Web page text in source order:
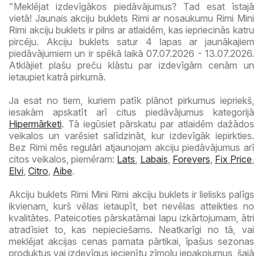
"Meklējat izdevīgākos piedāvājumus? Tad esat īstajā
vietā! Jaunais akciju buklets Rimi ar nosaukumu Rimi Mini
Rimi akciju buklets ir pilns ar atlaidēm, kas iepriecinās katru
pircēju. Akciju buklets satur 4 lapas ar jaunākajiem
piedāvājumiem un ir spēkā laikā 07.07.2026 - 13.07.2026.
Atklājiet plašu preču klāstu par izdevīgām cenām un
ietaupiet katrā pirkumā.
Ja esat no tiem, kuriem patīk plānot pirkumus iepriekš,
iesakām apskatīt arī citus piedāvājumus kategorijā
Hipermārketi. Tā iegūsiet pārskatu par atlaidēm dažādos
veikalos un varēsiet salīdzināt, kur izdevīgāk iepirkties.
Bez Rimi mēs regulāri atjaunojam akciju piedāvājumus arī
citos veikalos, piemēram: Lats, Labais, Forevers, Fix Price,
Elvi, Citro, Aibe.
Akciju buklets Rimi Mini Rimi akciju buklets ir lielisks palīgs
ikvienam, kurš vēlas ietaupīt, bet nevēlas atteikties no
kvalitātes. Pateicoties pārskatāmai lapu izkārtojumam, ātri
atradīsiet to, kas nepieciešams. Neatkarīgi no tā, vai
meklējat akcijas cenas pamata pārtikai, īpašus sezonas
produktus vai izdevīgus iecienītu zīmolu iepakojumus, šajā